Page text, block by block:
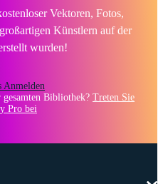
Vektoren, Fotos,
Künstlern auf der
wurden!
Anmelden
Bibliothek? Treten Sie
Pro bei